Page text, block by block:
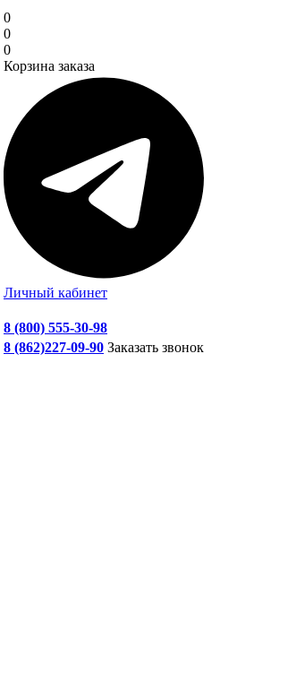
0
0
0
Корзина заказа
Личный кабинет
8 (800) 555-30-98
8 (862)227-09-90 Заказать звонок